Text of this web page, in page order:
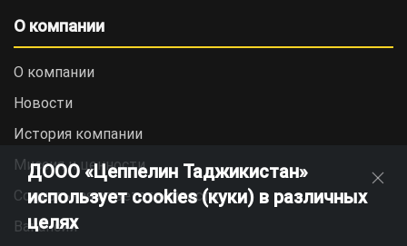
О компании
О компании
Новости
История компании
Миссия и ценности
Социальная ответственность
Вакансии
ДООО «Цеппелин Таджикистан»
использует cookies (куки) в различных
целях